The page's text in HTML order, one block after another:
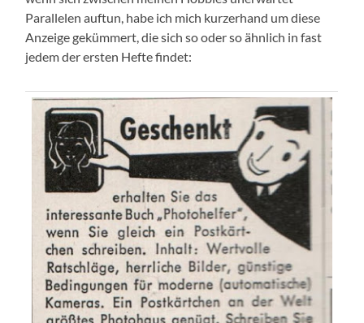
Parallelen auftun, habe ich mich kurzerhand um diese
Anzeige gekümmert, die sich so oder so ähnlich in fast
jedem der ersten Hefte findet: